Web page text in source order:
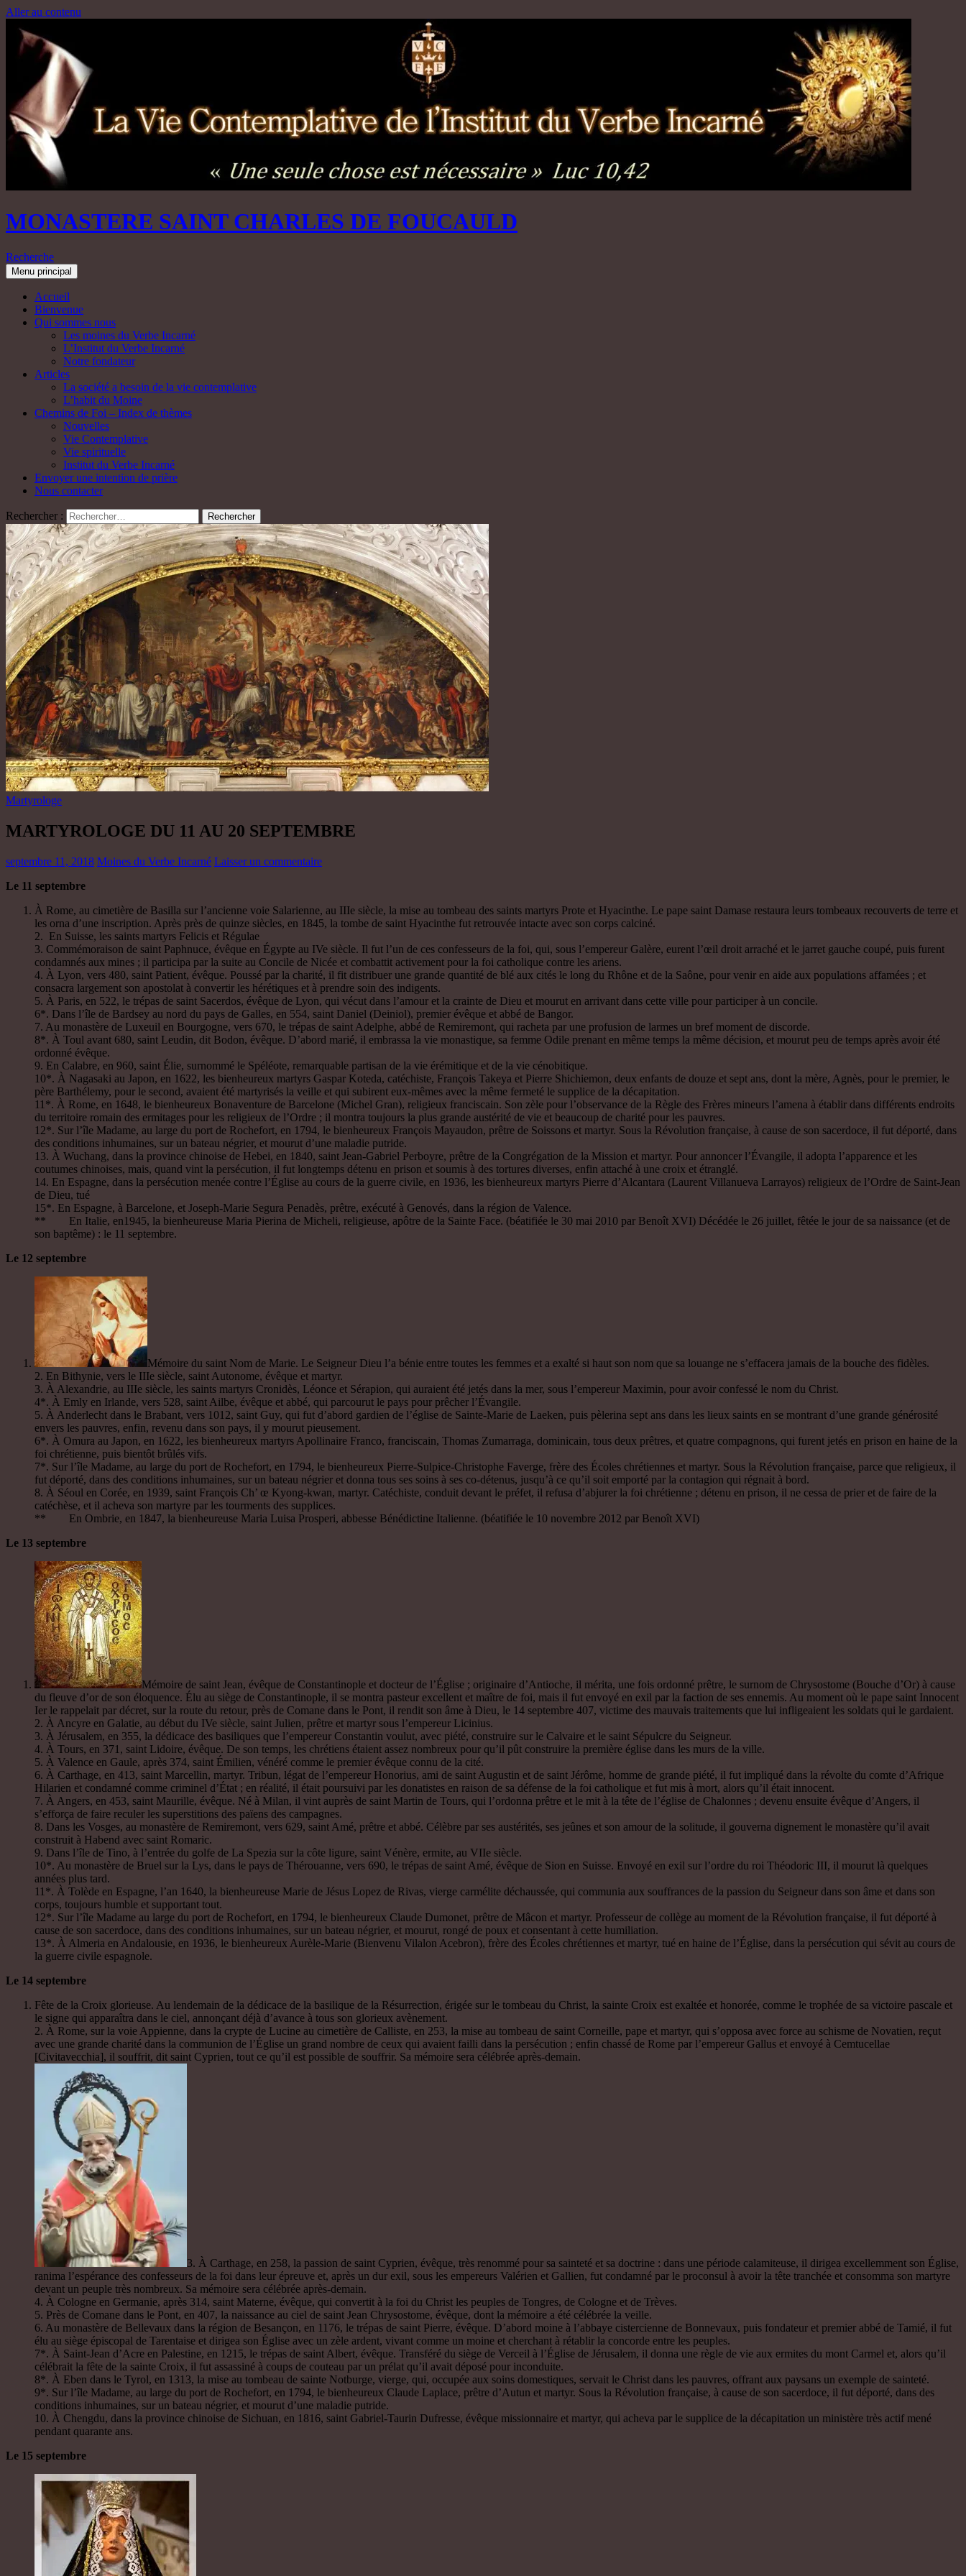
Aller au contenu
MONASTERE SAINT CHARLES DE FOUCAULD
Recherche
Menu principal
Accueil
Bienvenue
Qui sommes nous
Les moines du Verbe Incarné
L’Institut du Verbe Incarné
Notre fondateur
Articles
La société a besoin de la vie contemplative
L’habit du Moine
Chemins de Foi – Index de thèmes
Nouvelles
Vie Contemplative
Vie spirituelle
Institut du Verbe Incarné
Envoyer une intention de prière
Nous contacter
Rechercher :
Martyrologe
MARTYROLOGE DU 11 AU 20 SEPTEMBRE
septembre 11, 2018 Moines du Verbe Incarné Laisser un commentaire
Le 11 septembre
À Rome, au cimetière de Basilla sur l’ancienne voie Salarienne, au IIIe siècle, la mise au tombeau des saints martyrs Prote et Hyacinthe. Le pape saint Damase restaura leurs tombeaux recouverts de terre et
les orna d’une inscription. Après près de quinze siècles, en 1845, la tombe de saint Hyacinthe fut retrouvée intacte avec son corps calciné.
2. En Suisse, les saints martyrs Felicis et Régulae
3. Commémoraison de saint Paphnuce, évêque en Égypte au IVe siècle. Il fut l’un de ces confesseurs de la foi, qui, sous l’empereur Galère, eurent l’œil droit arraché et le jarret gauche coupé, puis furent
condamnés aux mines ; il participa par la suite au Concile de Nicée et combattit activement pour la foi catholique contre les ariens.
4. À Lyon, vers 480, saint Patient, évêque. Poussé par la charité, il fit distribuer une grande quantité de blé aux cités le long du Rhône et de la Saône, pour venir en aide aux populations affamées ; et
consacra largement son apostolat à convertir les hérétiques et à prendre soin des indigents.
5. À Paris, en 522, le trépas de saint Sacerdos, évêque de Lyon, qui vécut dans l’amour et la crainte de Dieu et mourut en arrivant dans cette ville pour participer à un concile.
6*. Dans l’île de Bardsey au nord du pays de Galles, en 554, saint Daniel (Deiniol), premier évêque et abbé de Bangor.
7. Au monastère de Luxeuil en Bourgogne, vers 670, le trépas de saint Adelphe, abbé de Remiremont, qui racheta par une profusion de larmes un bref moment de discorde.
8*. À Toul avant 680, saint Leudin, dit Bodon, évêque. D’abord marié, il embrassa la vie monastique, sa femme Odile prenant en même temps la même décision, et mourut peu de temps après avoir été
ordonné évêque.
9. En Calabre, en 960, saint Élie, surnommé le Spéléote, remarquable partisan de la vie érémitique et de la vie cénobitique.
10*. À Nagasaki au Japon, en 1622, les bienheureux martyrs Gaspar Koteda, catéchiste, François Takeya et Pierre Shichiemon, deux enfants de douze et sept ans, dont la mère, Agnès, pour le premier, le
père Barthélemy, pour le second, avaient été martyrisés la veille et qui subirent eux-mêmes avec la même fermeté le supplice de la décapitation.
11*. À Rome, en 1648, le bienheureux Bonaventure de Barcelone (Michel Gran), religieux franciscain. Son zèle pour l’observance de la Règle des Frères mineurs l’amena à établir dans différents endroits
du territoire romain des ermitages pour les religieux de l’Ordre ; il montra toujours la plus grande austérité de vie et beaucoup de charité pour les pauvres.
12*. Sur l’île Madame, au large du port de Rochefort, en 1794, le bienheureux François Mayaudon, prêtre de Soissons et martyr. Sous la Révolution française, à cause de son sacerdoce, il fut déporté, dans
des conditions inhumaines, sur un bateau négrier, et mourut d’une maladie putride.
13. À Wuchang, dans la province chinoise de Hebei, en 1840, saint Jean-Gabriel Perboyre, prêtre de la Congrégation de la Mission et martyr. Pour annoncer l’Évangile, il adopta l’apparence et les
coutumes chinoises, mais, quand vint la persécution, il fut longtemps détenu en prison et soumis à des tortures diverses, enfin attaché à une croix et étranglé.
14. En Espagne, dans la persécution menée contre l’Église au cours de la guerre civile, en 1936, les bienheureux martyrs Pierre d’Alcantara (Laurent Villanueva Larrayos) religieux de l’Ordre de Saint-Jean
de Dieu, tué
15*. En Espagne, à Barcelone, et Joseph-Marie Segura Penadès, prêtre, exécuté à Genovés, dans la région de Valence.
** En Italie, en1945, la bienheureuse Maria Pierina de Micheli, religieuse, apôtre de la Sainte Face. (béatifiée le 30 mai 2010 par Benoît XVI) Décédée le 26 juillet, fêtée le jour de sa naissance (et de
son baptême) : le 11 septembre.
Le 12 septembre
Mémoire du saint Nom de Marie. Le Seigneur Dieu l’a bénie entre toutes les femmes et a exalté si haut son nom que sa louange ne s’effacera jamais de la bouche des fidèles.
2. En Bithynie, vers le IIIe siècle, saint Autonome, évêque et martyr.
3. À Alexandrie, au IIIe siècle, les saints martyrs Cronidès, Léonce et Sérapion, qui auraient été jetés dans la mer, sous l’empereur Maximin, pour avoir confessé le nom du Christ.
4*. À Emly en Irlande, vers 528, saint Ailbe, évêque et abbé, qui parcourut le pays pour prêcher l’Évangile.
5. À Anderlecht dans le Brabant, vers 1012, saint Guy, qui fut d’abord gardien de l’église de Sainte-Marie de Laeken, puis pèlerina sept ans dans les lieux saints en se montrant d’une grande générosité
envers les pauvres, enfin, revenu dans son pays, il y mourut pieusement.
6*. À Omura au Japon, en 1622, les bienheureux martyrs Apollinaire Franco, franciscain, Thomas Zumarraga, dominicain, tous deux prêtres, et quatre compagnons, qui furent jetés en prison en haine de la
foi chrétienne, puis bientôt brûlés vifs.
7*. Sur l’île Madame, au large du port de Rochefort, en 1794, le bienheureux Pierre-Sulpice-Christophe Faverge, frère des Écoles chrétiennes et martyr. Sous la Révolution française, parce que religieux, il
fut déporté, dans des conditions inhumaines, sur un bateau négrier et donna tous ses soins à ses co-détenus, jusqu’à ce qu’il soit emporté par la contagion qui régnait à bord.
8. À Séoul en Corée, en 1939, saint François Ch’ œ Kyong-kwan, martyr. Catéchiste, conduit devant le préfet, il refusa d’abjurer la foi chrétienne ; détenu en prison, il ne cessa de prier et de faire de la
catéchèse, et il acheva son martyre par les tourments des supplices.
** En Ombrie, en 1847, la bienheureuse Maria Luisa Prosperi, abbesse Bénédictine Italienne. (béatifiée le 10 novembre 2012 par Benoît XVI)
Le 13 septembre
Mémoire de saint Jean, évêque de Constantinople et docteur de l’Église ; originaire d’Antioche, il mérita, une fois ordonné prêtre, le surnom de Chrysostome (Bouche d’Or) à cause
du fleuve d’or de son éloquence. Élu au siège de Constantinople, il se montra pasteur excellent et maître de foi, mais il fut envoyé en exil par la faction de ses ennemis. Au moment où le pape saint Innocent
Ier le rappelait par décret, sur la route du retour, près de Comane dans le Pont, il rendit son âme à Dieu, le 14 septembre 407, victime des mauvais traitements que lui infligeaient les soldats qui le gardaient.
2. À Ancyre en Galatie, au début du IVe siècle, saint Julien, prêtre et martyr sous l’empereur Licinius.
3. À Jérusalem, en 355, la dédicace des basiliques que l’empereur Constantin voulut, avec piété, construire sur le Calvaire et le saint Sépulcre du Seigneur.
4. À Tours, en 371, saint Lidoire, évêque. De son temps, les chrétiens étaient assez nombreux pour qu’il pût construire la première église dans les murs de la ville.
5. À Valence en Gaule, après 374, saint Émilien, vénéré comme le premier évêque connu de la cité.
6. À Carthage, en 413, saint Marcellin, martyr. Tribun, légat de l’empereur Honorius, ami de saint Augustin et de saint Jérôme, homme de grande piété, il fut impliqué dans la révolte du comte d’Afrique
Hilarien et condamné comme criminel d’État ; en réalité, il était poursuivi par les donatistes en raison de sa défense de la foi catholique et fut mis à mort, alors qu’il était innocent.
7. À Angers, en 453, saint Maurille, évêque. Né à Milan, il vint auprès de saint Martin de Tours, qui l’ordonna prêtre et le mit à la tête de l’église de Chalonnes ; devenu ensuite évêque d’Angers, il
s’efforça de faire reculer les superstitions des païens des campagnes.
8. Dans les Vosges, au monastère de Remiremont, vers 629, saint Amé, prêtre et abbé. Célèbre par ses austérités, ses jeûnes et son amour de la solitude, il gouverna dignement le monastère qu’il avait
construit à Habend avec saint Romaric.
9. Dans l’île de Tino, à l’entrée du golfe de La Spezia sur la côte ligure, saint Vénère, ermite, au VIIe siècle.
10*. Au monastère de Bruel sur la Lys, dans le pays de Thérouanne, vers 690, le trépas de saint Amé, évêque de Sion en Suisse. Envoyé en exil sur l’ordre du roi Théodoric III, il mourut là quelques
années plus tard.
11*. À Tolède en Espagne, l’an 1640, la bienheureuse Marie de Jésus Lopez de Rivas, vierge carmélite déchaussée, qui communia aux souffrances de la passion du Seigneur dans son âme et dans son
corps, toujours humble et supportant tout.
12*. Sur l’île Madame au large du port de Rochefort, en 1794, le bienheureux Claude Dumonet, prêtre de Mâcon et martyr. Professeur de collège au moment de la Révolution française, il fut déporté à
cause de son sacerdoce, dans des conditions inhumaines, sur un bateau négrier, et mourut, rongé de poux et consentant à cette humiliation.
13*. À Almeria en Andalousie, en 1936, le bienheureux Aurèle-Marie (Bienvenu Vilalon Acebron), frère des Écoles chrétiennes et martyr, tué en haine de l’Église, dans la persécution qui sévit au cours de
la guerre civile espagnole.
Le 14 septembre
Fête de la Croix glorieuse. Au lendemain de la dédicace de la basilique de la Résurrection, érigée sur le tombeau du Christ, la sainte Croix est exaltée et honorée, comme le trophée de sa victoire pascale et
le signe qui apparaîtra dans le ciel, annonçant déjà d’avance à tous son glorieux avènement.
2. À Rome, sur la voie Appienne, dans la crypte de Lucine au cimetière de Calliste, en 253, la mise au tombeau de saint Corneille, pape et martyr, qui s’opposa avec force au schisme de Novatien, reçut
avec une grande charité dans la communion de l’Église un grand nombre de ceux qui avaient failli dans la persécution ; enfin chassé de Rome par l’empereur Gallus et envoyé à Cemtucellae
[Civitavecchia], il souffrit, dit saint Cyprien, tout ce qu’il est possible de souffrir. Sa mémoire sera célébrée après-demain.
3. À Carthage, en 258, la passion de saint Cyprien, évêque, très renommé pour sa sainteté et sa doctrine : dans une période calamiteuse, il dirigea excellemment son Église,
ranima l’espérance des confesseurs de la foi dans leur épreuve et, après un dur exil, sous les empereurs Valérien et Gallien, fut condamné par le proconsul à avoir la tête tranchée et consomma son martyre
devant un peuple très nombreux. Sa mémoire sera célébrée après-demain.
4. À Cologne en Germanie, après 314, saint Materne, évêque, qui convertit à la foi du Christ les peuples de Tongres, de Cologne et de Trèves.
5. Près de Comane dans le Pont, en 407, la naissance au ciel de saint Jean Chrysostome, évêque, dont la mémoire a été célébrée la veille.
6. Au monastère de Bellevaux dans la région de Besançon, en 1176, le trépas de saint Pierre, évêque. D’abord moine à l’abbaye cistercienne de Bonnevaux, puis fondateur et premier abbé de Tamié, il fut
élu au siège épiscopal de Tarentaise et dirigea son Église avec un zèle ardent, vivant comme un moine et cherchant à rétablir la concorde entre les peuples.
7*. À Saint-Jean d’Acre en Palestine, en 1215, le trépas de saint Albert, évêque. Transféré du siège de Verceil à l’Église de Jérusalem, il donna une règle de vie aux ermites du mont Carmel et, alors qu’il
célébrait la fête de la sainte Croix, il fut assassiné à coups de couteau par un prélat qu’il avait déposé pour inconduite.
8*. À Eben dans le Tyrol, en 1313, la mise au tombeau de sainte Notburge, vierge, qui, occupée aux soins domestiques, servait le Christ dans les pauvres, offrant aux paysans un exemple de sainteté.
9*. Sur l’île Madame, au large du port de Rochefort, en 1794, le bienheureux Claude Laplace, prêtre d’Autun et martyr. Sous la Révolution française, à cause de son sacerdoce, il fut déporté, dans des
conditions inhumaines, sur un bateau négrier, et mourut d’une maladie putride.
10. À Chengdu, dans la province chinoise de Sichuan, en 1816, saint Gabriel-Taurin Dufresse, évêque missionnaire et martyr, qui acheva par le supplice de la décapitation un ministère très actif mené
pendant quarante ans.
Le 15 septembre